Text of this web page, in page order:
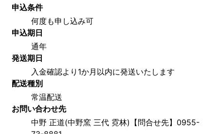
申込条件
何度も申し込み可
申込期日
通年
発送期日
入金確認より1か月以内に発送いたします
配送種別
常温配送
お問い合わせ先
中野 正道(中野窯 三代 霓林)【問合せ先】0955-